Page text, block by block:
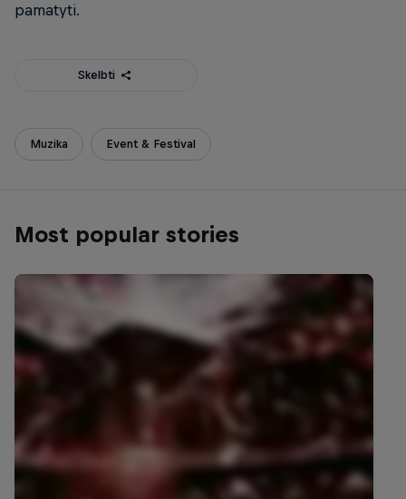
pamatyti.
Skelbti
Muzika Event & Festival
Most popular stories